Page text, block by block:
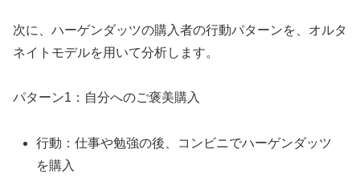
次に、ハーゲンダッツの購入者の行動パターンを、オルタ
ネイトモデルを用いて分析します。
パターン1：自分へのご褒美購入
行動：仕事や勉強の後、コンビニでハーゲンダッツ
を購入